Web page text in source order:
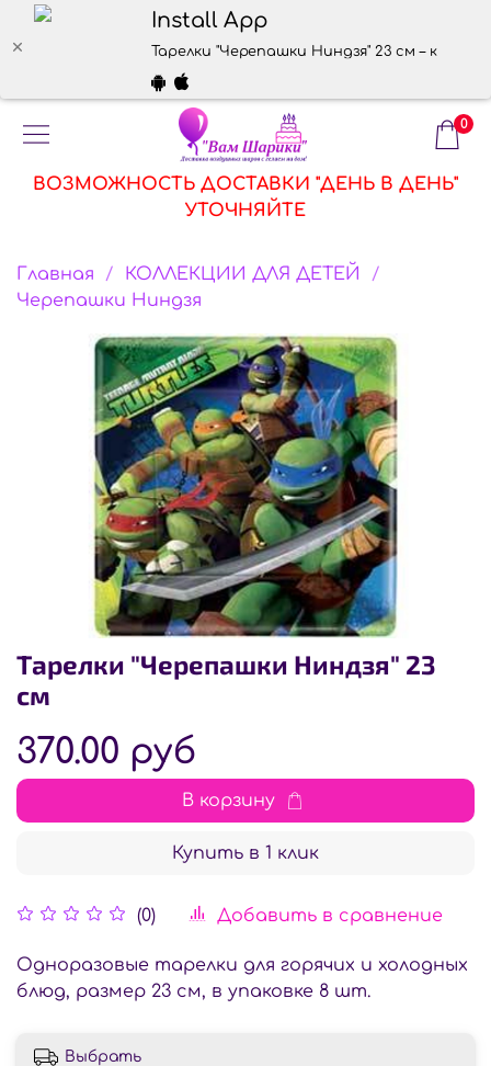
Install App
Тарелки "Черепашки Ниндзя" 23 см –
0
ВОЗМОЖНОСТЬ ДОСТАВКИ "ДЕНЬ В ДЕНЬ"
УТОЧНЯЙТЕ
Главная
КОЛЛЕКЦИИ ДЛЯ ДЕТЕЙ
Черепашки Ниндзя
Тарелки "Черепашки Ниндзя" 23
см
(0) Добавить в сравнение
370.00 руб
В корзину
Купить в 1 клик
Одноразовые тарелки для горячих и холодных
блюд, размер 23 см, в упаковке 8 шт.
Выбрать